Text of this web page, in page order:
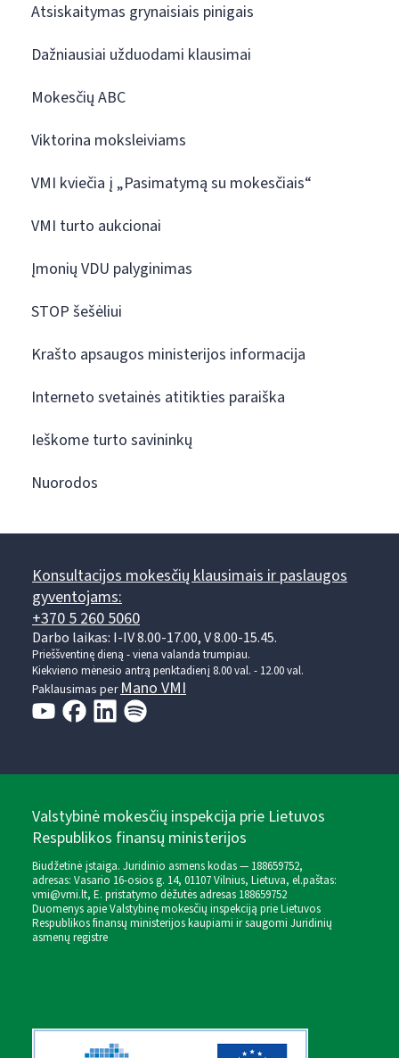
Atsiskaitymas grynaisiais pinigais
Dažniausiai užduodami klausimai
Mokesčių ABC
Viktorina moksleiviams
VMI kviečia į „Pasimatymą su mokesčiais“
VMI turto aukcionai
Įmonių VDU palyginimas
STOP šešėliui
Krašto apsaugos ministerijos informacija
Interneto svetainės atitikties paraiška
Ieškome turto savininkų
Nuorodos
Konsultacijos mokesčių klausimais ir paslaugos
gyventojams:
+370 5 260 5060
Darbo laikas: I-IV 8.00-17.00, V 8.00-15.45.
Prieššventinę dieną - viena valanda trumpiau.
Kiekvieno mėnesio antrą penktadienį 8.00 val. - 12.00 val.
Paklausimas perMano VMI
Valstybinė mokesčių inspekcija prie Lietuvos
Respublikos finansų ministerijos
Biudžetinė įstaiga. Juridinio asmens kodas — 188659752,
adresas: Vasario 16-osios g. 14, 01107 Vilnius, Lietuva, el.paštas:
vmi@vmi.lt, E. pristatymo dėžutės adresas 188659752
Duomenys apie Valstybinę mokesčių inspekciją prie Lietuvos
Respublikos finansų ministerijos kaupiami ir saugomi Juridinių
asmenų registre